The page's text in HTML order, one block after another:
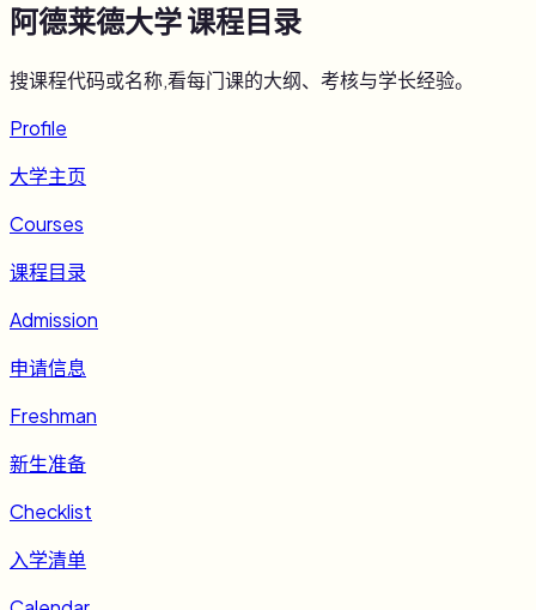
阿德莱德大学课程目录
搜课程代码或名称,看每门课的大纲、考核与学长经验。
Profile
大学主页
Courses
课程目录
Admission
申请信息
Freshman
新生准备
Checklist
入学清单